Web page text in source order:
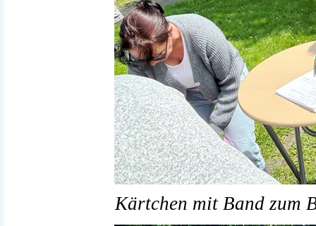
Kärtchen mit Band zum